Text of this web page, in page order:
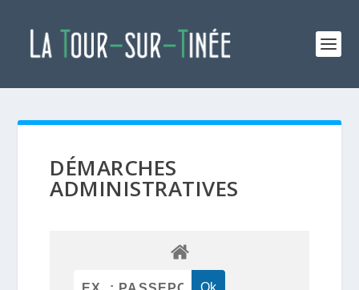
DÉMARCHES
ADMINISTRATIVES